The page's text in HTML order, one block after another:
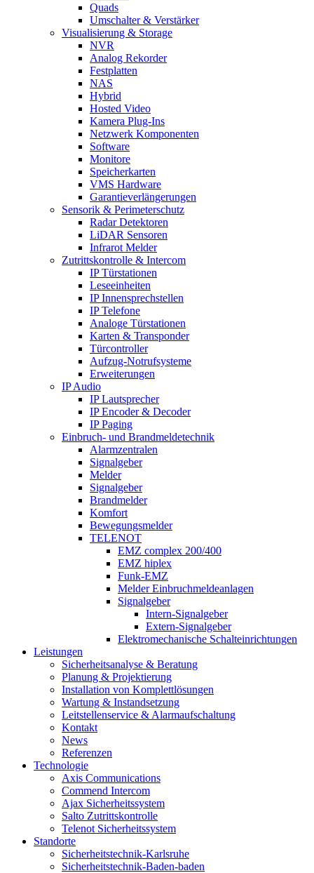
Quads
Umschalter & Verstärker
Visualisierung & Storage
NVR
Analog Rekorder
Festplatten
NAS
Hybrid
Hosted Video
Kamera Plug-Ins
Netzwerk Komponenten
Software
Monitore
Speicherkarten
VMS Hardware
Garantieverlängerungen
Sensorik & Perimeterschutz
Radar Detektoren
LiDAR Sensoren
Infrarot Melder
Zutrittskontrolle & Intercom
IP Türstationen
Leseeinheiten
IP Innensprechstellen
IP Telefone
Analoge Türstationen
Karten & Transponder
Türcontroller
Aufzug-Notrufsysteme
Erweiterungen
IP Audio
IP Lautsprecher
IP Encoder & Decoder
IP Paging
Einbruch- und Brandmeldetechnik
Alarmzentralen
Signalgeber
Melder
Signalgeber
Brandmelder
Komfort
Bewegungsmelder
TELENOT
EMZ complex 200/400
EMZ hiplex
Funk-EMZ
Melder Einbruchmeldeanlagen
Signalgeber
Intern-Signalgeber
Extern-Signalgeber
Elektromechanische Schalteinrichtungen
Leistungen
Sicherheitsanalyse & Beratung
Planung & Projektierung​
Installation von Komplettlösungen
Wartung & Instandsetzung
Leitstellenservice & Alarmaufschaltung
Kontakt
News
Referenzen
Technologie
Axis Communications
Commend Intercom
Ajax Sicherheitssystem​
Salto Zutrittskontrolle
Telenot Sicherheitssystem
Standorte
Sicherheitstechnik-Karlsruhe
Sicherheitstechnik-Baden-baden